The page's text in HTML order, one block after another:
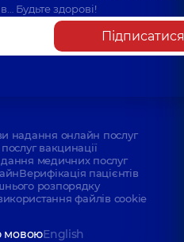
Будьте здорові!
Підписатися
надання онлайн послуг
вакцинації
медичних послуг
Верифікація пацієнтів
розпорядку
файлів cookie
мовоюEnglish